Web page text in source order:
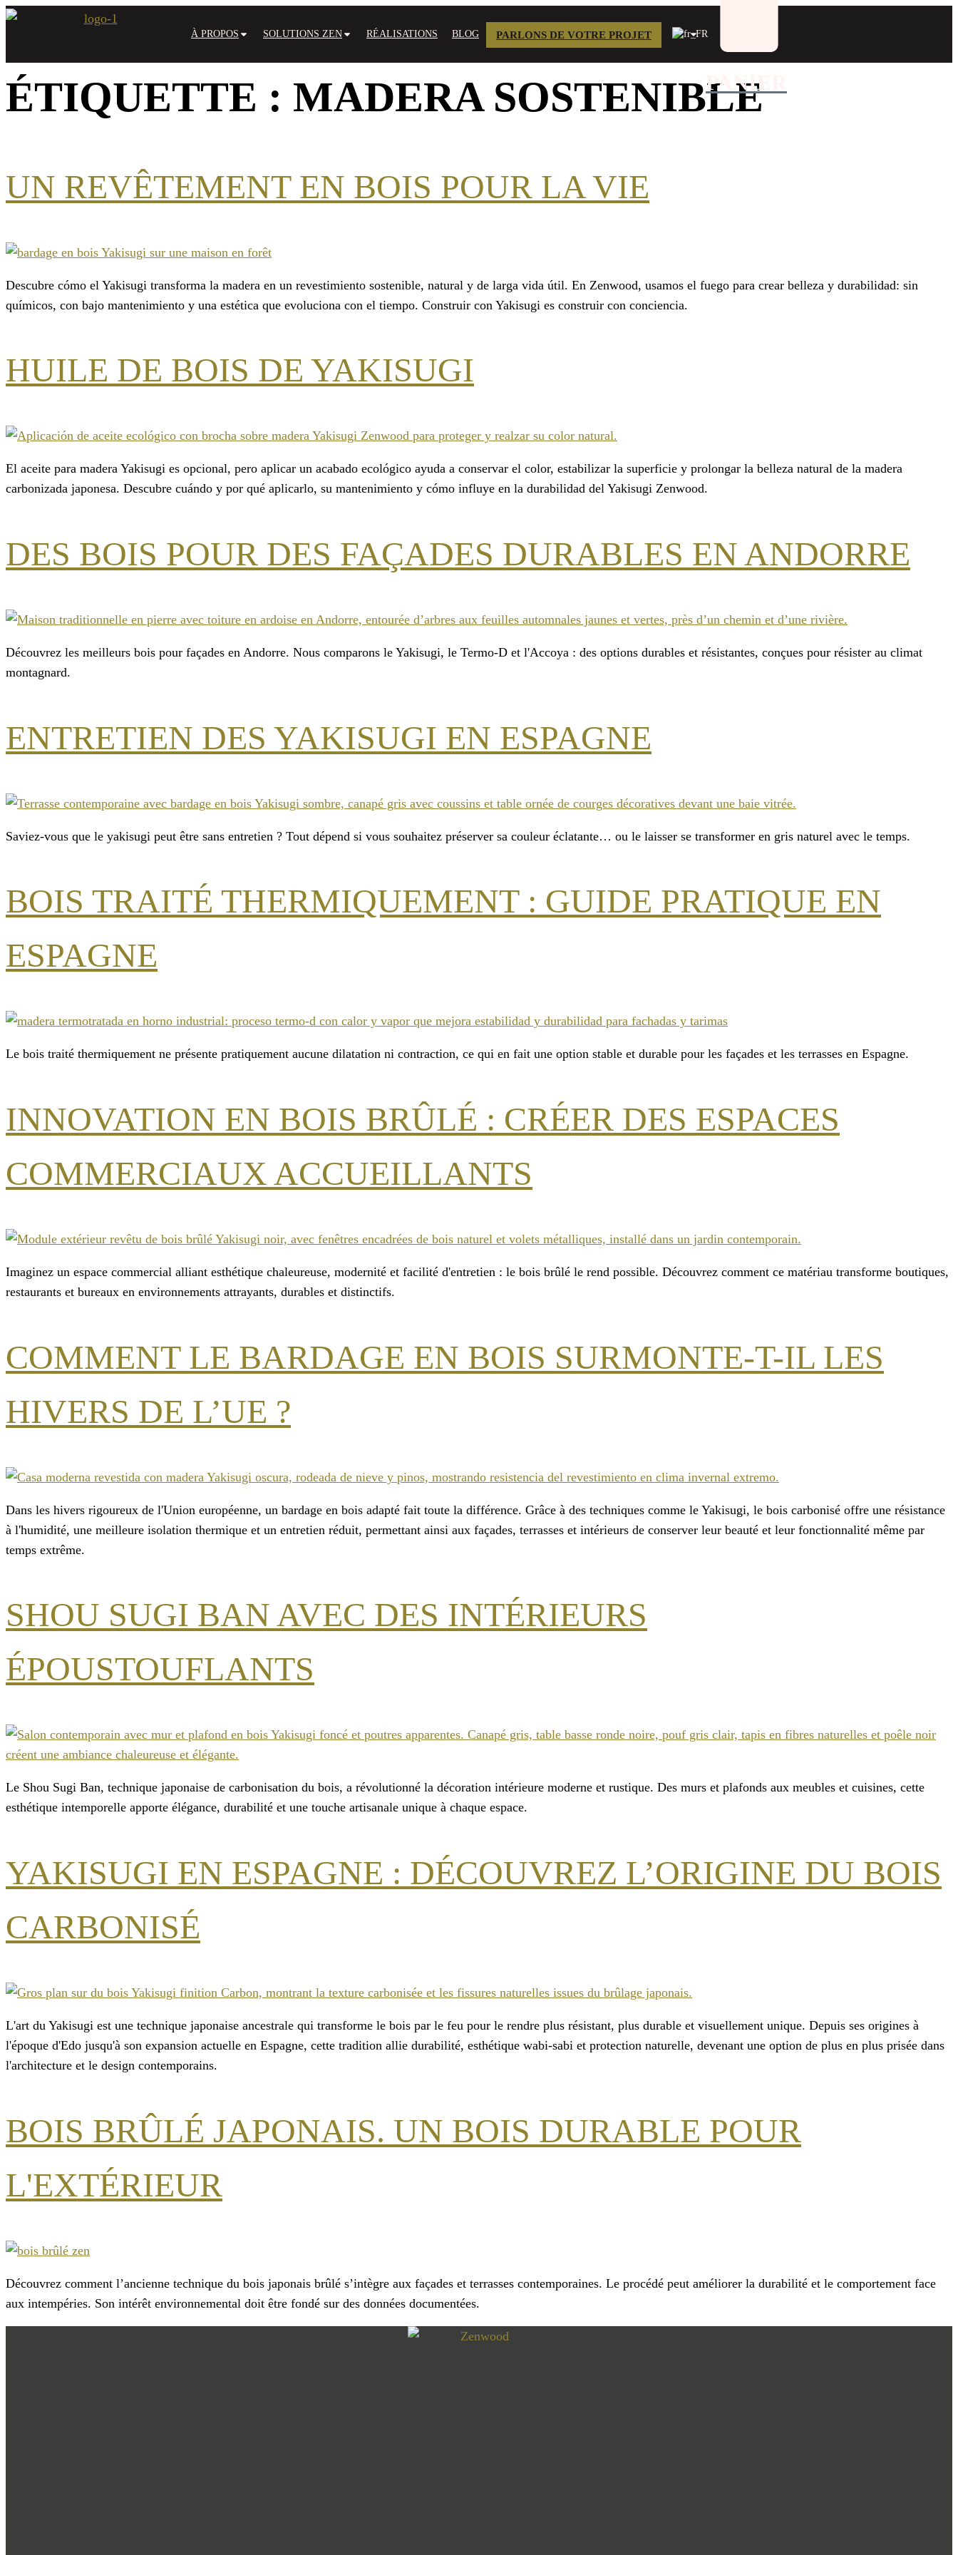
Aller
À PROPOS SOLUTIONS ZEN RÉALISATIONS BLOG PARLONS DE VOTRE PROJET
PANIER
ÉTIQUETTE : MADERA SOSTENIBLE
UN REVÊTEMENT EN BOIS POUR LA VIE
Descubre cómo el Yakisugi transforma la madera en un revestimiento sostenible, natural y de larga vida útil. En Zenwood, usamos el fuego para crear belleza y durabilidad: sin
químicos, con bajo mantenimiento y una estética que evoluciona con el tiempo. Construir con Yakisugi es construir con conciencia.
HUILE DE BOIS DE YAKISUGI
El aceite para madera Yakisugi es opcional, pero aplicar un acabado ecológico ayuda a conservar el color, estabilizar la superficie y prolongar la belleza natural de la madera
carbonizada japonesa. Descubre cuándo y por qué aplicarlo, su mantenimiento y cómo influye en la durabilidad del Yakisugi Zenwood.
DES BOIS POUR DES FAÇADES DURABLES EN ANDORRE
Découvrez les meilleurs bois pour façades en Andorre. Nous comparons le Yakisugi, le Termo-D et l'Accoya : des options durables et résistantes, conçues pour résister au climat
montagnard.
ENTRETIEN DES YAKISUGI EN ESPAGNE
Saviez-vous que le yakisugi peut être sans entretien ? Tout dépend si vous souhaitez préserver sa couleur éclatante… ou le laisser se transformer en gris naturel avec le temps.
BOIS TRAITÉ THERMIQUEMENT : GUIDE PRATIQUE EN
ESPAGNE
Le bois traité thermiquement ne présente pratiquement aucune dilatation ni contraction, ce qui en fait une option stable et durable pour les façades et les terrasses en Espagne.
INNOVATION EN BOIS BRÛLÉ : CRÉER DES ESPACES
COMMERCIAUX ACCUEILLANTS
Imaginez un espace commercial alliant esthétique chaleureuse, modernité et facilité d'entretien : le bois brûlé le rend possible. Découvrez comment ce matériau transforme boutiques,
restaurants et bureaux en environnements attrayants, durables et distinctifs.
COMMENT LE BARDAGE EN BOIS SURMONTE-T-IL LES
HIVERS DE L’UE ?
Dans les hivers rigoureux de l'Union européenne, un bardage en bois adapté fait toute la différence. Grâce à des techniques comme le Yakisugi, le bois carbonisé offre une résistance
à l'humidité, une meilleure isolation thermique et un entretien réduit, permettant ainsi aux façades, terrasses et intérieurs de conserver leur beauté et leur fonctionnalité même par
temps extrême.
SHOU SUGI BAN AVEC DES INTÉRIEURS
ÉPOUSTOUFLANTS
Le Shou Sugi Ban, technique japonaise de carbonisation du bois, a révolutionné la décoration intérieure moderne et rustique. Des murs et plafonds aux meubles et cuisines, cette
esthétique intemporelle apporte élégance, durabilité et une touche artisanale unique à chaque espace.
YAKISUGI EN ESPAGNE : DÉCOUVREZ L’ORIGINE DU BOIS
CARBONISÉ
L'art du Yakisugi est une technique japonaise ancestrale qui transforme le bois par le feu pour le rendre plus résistant, plus durable et visuellement unique. Depuis ses origines à
l'époque d'Edo jusqu'à son expansion actuelle en Espagne, cette tradition allie durabilité, esthétique wabi-sabi et protection naturelle, devenant une option de plus en plus prisée dans
l'architecture et le design contemporains.
BOIS BRÛLÉ JAPONAIS. UN BOIS DURABLE POUR
L'EXTÉRIEUR
Découvrez comment l’ancienne technique du bois japonais brûlé s’intègre aux façades et terrasses contemporaines. Le procédé peut améliorer la durabilité et le comportement face
aux intempéries. Son intérêt environnemental doit être fondé sur des données documentées.